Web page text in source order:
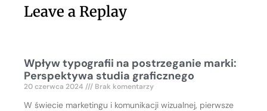
Leave a Replay
Wpływ typografii na postrzeganie marki:
Perspektywa studia graficznego
20 czerwca 2024 Brak komentarzy
W świecie marketingu i komunikacji wizualnej, pierwsze